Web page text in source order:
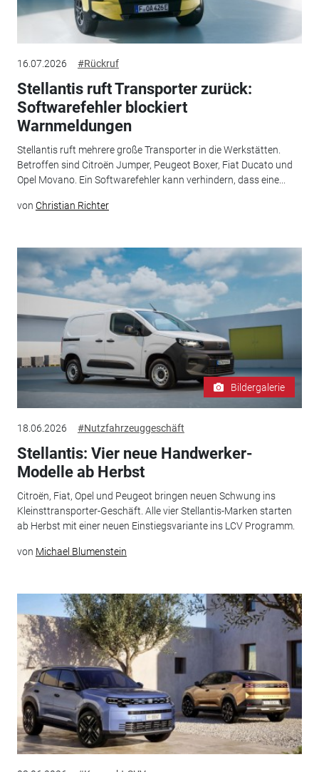
16.07.2026 #Rückruf
Stellantis ruft Transporter zurück:
Softwarefehler blockiert
Warnmeldungen
Stellantis ruft mehrere große Transporter in die Werkstätten.
Betroffen sind Citroën Jumper, Peugeot Boxer, Fiat Ducato und
Opel Movano. Ein Softwarefehler kann verhindern, dass eine...
von Christian Richter
Bildergalerie
18.06.2026 #Nutzfahrzeuggeschäft
Stellantis: Vier neue Handwerker-
Modelle ab Herbst
Citroën, Fiat, Opel und Peugeot bringen neuen Schwung ins
Kleinsttransporter-Geschäft. Alle vier Stellantis-Marken starten
ab Herbst mit einer neuen Einstiegsvariante ins LCV Programm.
von Michael Blumenstein